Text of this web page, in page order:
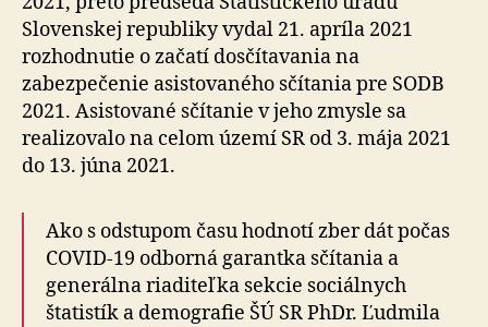
Slovenskej republiky vydal 21. apríla 2021
rozhodnutie o začatí dosčítavania na
zabezpečenie asistovaného sčítania pre SODB
2021. Asistované sčítanie v jeho zmysle sa
realizovalo na celom území SR od 3. mája 2021
do 13. júna 2021.
Ako s odstupom času hodnotí zber dát počas
COVID-19 odborná garantka sčítania a
generálna riaditeľka sekcie sociálnych
štatistík a demografie ŠÚ SR PhDr. Ľudmila